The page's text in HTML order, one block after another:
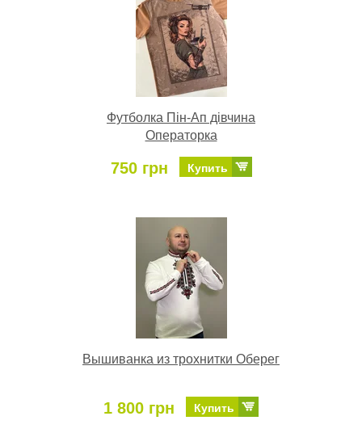
Футболка Пін-Ап дівчина
Операторка
750 грн Купить
Вышиванка из трохнитки Оберег
1 800 грн Купить